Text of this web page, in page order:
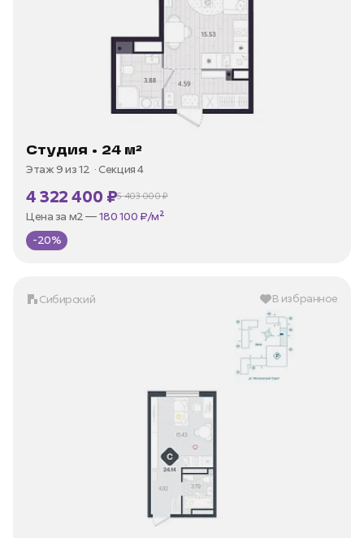
Студия • 24 м²
Этаж 9 из 12 Секция 4
4 322 400 ₽5 403 000 ₽
В ипотеку —от 20 732 ₽/мес
Цена за м2 —
-20%
Сибирский В избранное